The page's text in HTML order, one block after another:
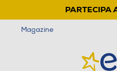
PARTECIPA
Magazine